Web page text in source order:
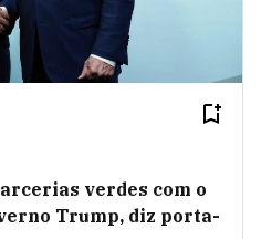
verdes com o
Trump, diz porta-